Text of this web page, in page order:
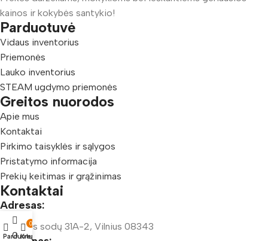
kainos ir kokybės santykio!
Parduotuvė
Vidaus inventorius
Priemonės
Lauko inventorius
STEAM ugdymo priemonės
Greitos nuorodos
Apie mus
Kontaktai
Pirkimo taisyklės ir sąlygos
Pristatymo informacija
Prekių keitimas ir grąžinimas
Kontaktai
Adresas:
Šeškinės sodų 31A-2, Vilnius 08343
Parduotuvė
0
0
Krepšelis